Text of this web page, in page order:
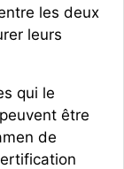
les deux
leurs
qui le
être
de